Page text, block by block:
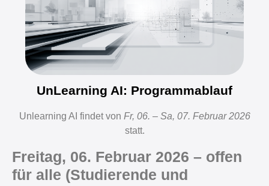
UnLearning AI: Programmablauf
Unlearning AI findet von Fr, 06. – Sa, 07. Februar 2026
statt.
Freitag, 06. Februar 2026 – offen
für alle (Studierende und